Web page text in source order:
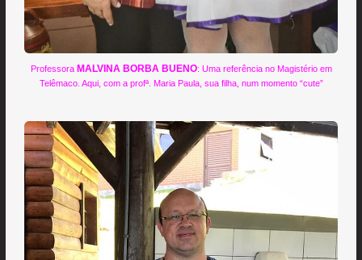
ProfessoraMALVINA BORBA BUENO: Uma referência no Magistério em
Telêmaco. Aqui, com a profª. Maria Paula, sua filha, num momento “cute”